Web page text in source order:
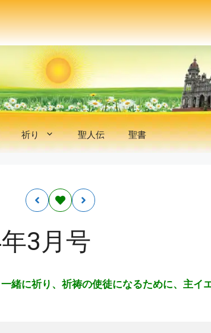
祈り 聖人伝 聖書
3月号
緒に祈り、祈祷の使徒になるために、主イ